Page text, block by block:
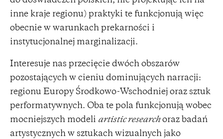
inne kraje regionu) praktyki te funkcjonują więc
obecnie w warunkach prekarności i
instytucjonalnej marginalizacji.
Interesuje nas przecięcie dwóch obszarów
pozostających w cieniu dominujących narracji:
regionu Europy Środkowo-Wschodniej oraz sztuk
performatywnych. Oba te pola funkcjonują wobec
mocniejszych modeli artistic researchoraz badań
artystycznych w sztukach wizualnych jako